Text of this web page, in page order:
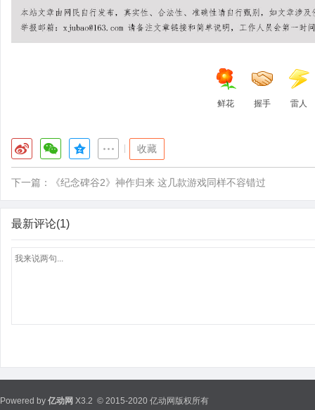
鲜花 握手 雷人
收藏
下一篇： 《纪念碑谷2》神作归来 这几款游戏同样不容错过
最新评论(1)
Powered by 亿动网 X3.2 © 2015-2020 亿动网版权所有